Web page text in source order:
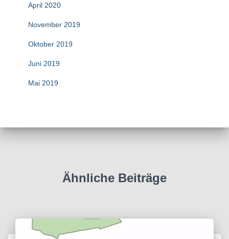
April 2020
November 2019
Oktober 2019
Juni 2019
Mai 2019
Ähnliche Beiträge